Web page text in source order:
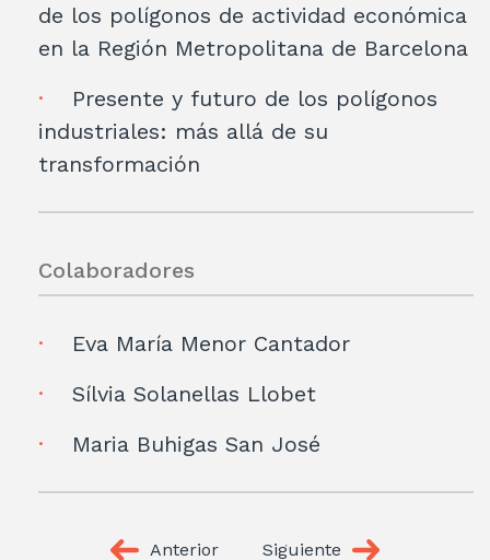
de los polígonos de actividad económica
en la Región Metropolitana de Barcelona
Presente y futuro de los polígonos
industriales: más allá de su
transformación
Colaboradores
Eva María Menor Cantador
Sílvia Solanellas Llobet
Maria Buhigas San José
Anterior Siguiente